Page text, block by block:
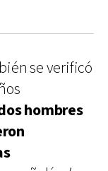
se verificó
hombres